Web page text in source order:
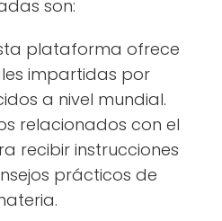
son:
plataforma ofrece
impartidas por
a nivel mundial.
relacionados con el
recibir instrucciones
prácticos de